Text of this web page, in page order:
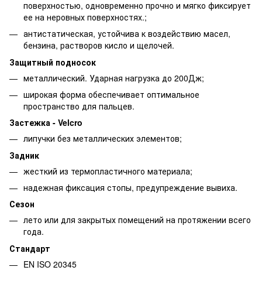
поверхностью, одновременно прочно и мягко фиксирует
ее на неровных поверхностях.;
антистатическая, устойчива к воздействию масел,
бензина, растворов кисло и щелочей.
Защитный подносок
металлический. Ударная нагрузка до 200Дж;
широкая форма обеспечивает оптимальное
пространство для пальцев.
Застежка - Velcro
липучки без металлических элементов;
Задник
жесткий из термопластичного материала;
надежная фиксация стопы, предупреждение вывиха.
Сезон
лето или для закрытых помещений на протяжении всего
года.
Стандарт
EN ISO 20345